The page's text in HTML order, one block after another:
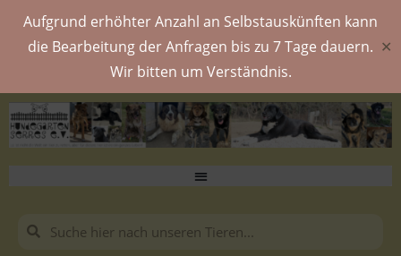
Aufgrund erhöhter Anzahl an Selbstauskünften kann
die Bearbeitung der Anfragen bis zu 7 Tage dauern.
Wir bitten um Verständnis.
✕